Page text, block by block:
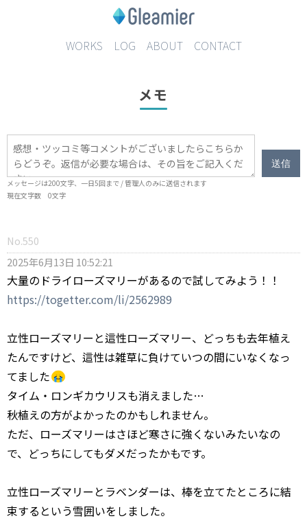
WORKS LOG ABOUT CONTACT
メモ
送信
メッセージは200文字、一日5回まで / 管理人のみに送信されます
現在文字数 0文字
No.550
2025年6月13日 10:52:21
大量のドライローズマリーがあるので試してみよう！！
https://togetter.com/li/2562989
立性ローズマリーと這性ローズマリー、どっちも去年植え
たんですけど、這性は雑草に負けていつの間にいなくなっ
てました
タイム・ロンギカウリスも消えました…
秋植えの方がよかったのかもしれません。
ただ、ローズマリーはさほど寒さに強くないみたいなの
で、どっちにしてもダメだったかもです。
立性ローズマリーとラベンダーは、棒を立てたところに結
束するという雪囲いをしました。